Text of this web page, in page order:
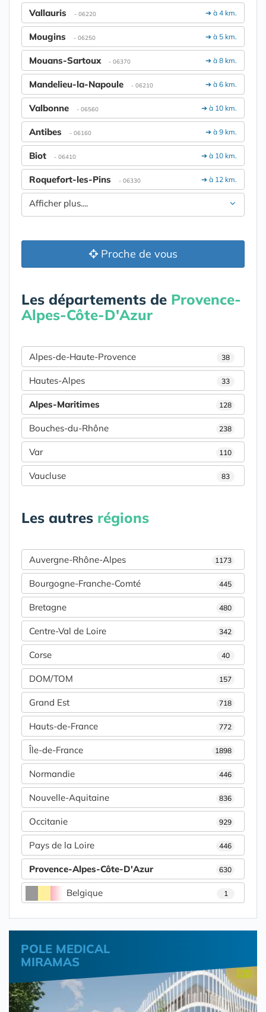
➔ à 4 km.
Vallauris - 06220
➔ à 5 km.
Mougins - 06250
➔ à 8 km.
Mouans-Sartoux - 06370
➔ à 6 km.
Mandelieu-la-Napoule - 06210
➔ à 10 km.
Valbonne - 06560
➔ à 9 km.
Antibes - 06160
➔ à 10 km.
Biot - 06410
➔ à 12 km.
Roquefort-les-Pins - 06330
Afficher plus....
Proche de vous
Les départements de Provence-
Alpes-Côte-D'Azur
Alpes-de-Haute-Provence 38
Hautes-Alpes 33
Alpes-Maritimes 128
Bouches-du-Rhône 238
Var 110
Vaucluse 83
Les autres régions
Auvergne-Rhône-Alpes 1173
Bourgogne-Franche-Comté 445
Bretagne 480
Centre-Val de Loire 342
Corse 40
DOM/TOM 157
Grand Est 718
Hauts-de-France 772
Île-de-France 1898
Normandie 446
Nouvelle-Aquitaine 836
Occitanie 929
Pays de la Loire 446
Provence-Alpes-Côte-D'Azur 630
Belgique 1
POLE MEDICAL
MIRAMAS